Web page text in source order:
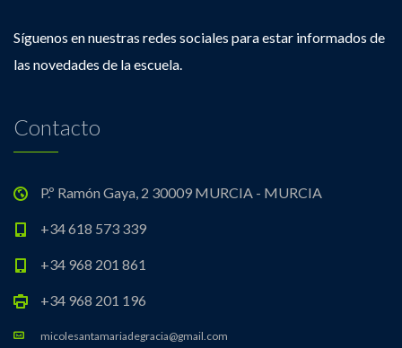
Síguenos en nuestras redes sociales para estar informados de
las novedades de la escuela.
Contacto
P.º Ramón Gaya, 2 30009 MURCIA - MURCIA
+34 618 573 339
+34 968 201 861
+34 968 201 196
micolesantamariadegracia@gmail.com